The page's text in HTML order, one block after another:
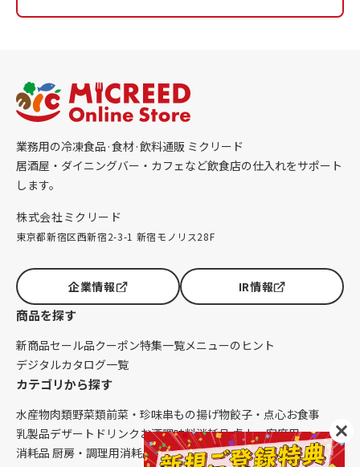
業務用の冷凍食品·食材·飲料通販 ミクリード
居酒屋・ダイニングバー・カフェなど飲食店の仕入れをサポート
します。
株式会社ミクリード
東京都新宿区西新宿2-3-1 新宿モノリス28F
企業情報 IR情報
商品を探す
新商品セール品クーポン特集一覧メニューのヒント
デジタルカタログ一覧
カテゴリから探す
水産物肉類野菜類前菜・珍味串もの揚げ物餃子・点心お食事
乳製品デザート ドリンク お酒調味料消耗品 卓上・客席用
消耗品 厨房・調理用消耗品 クレンリネス生鮮品（配送便限定）